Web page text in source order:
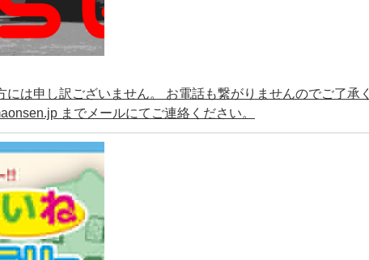
は申し訳ございません。 お電話も繋がりませんのでご了承く
までメールにてご連絡ください。